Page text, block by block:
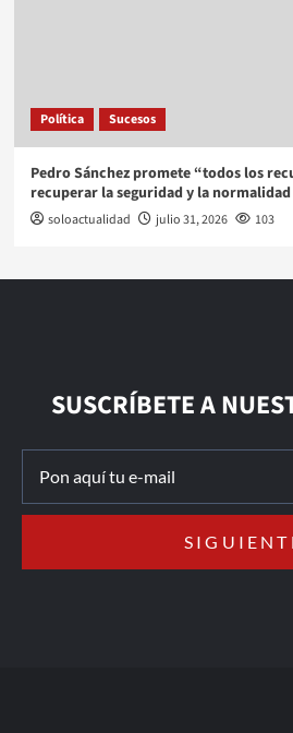
Política Sucesos
Pedro Sánchez promete “todos los
recuperar la seguridad y la normalidad
soloactualidad julio 31, 2026 103
SUSCRÍBETE A